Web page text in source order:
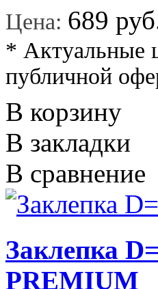
Цена: 689
* Актуальные
публичной
В корзину
В закладки
В сравнение
Заклепка
PREMIUM